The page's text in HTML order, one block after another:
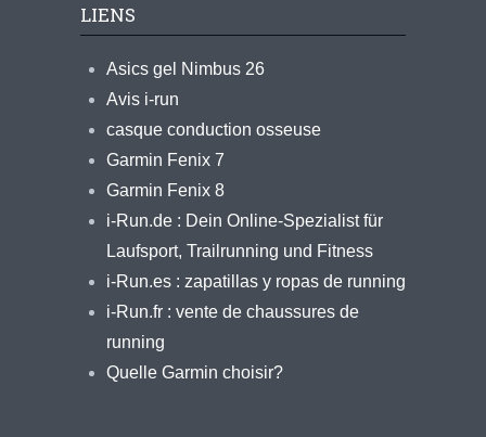
LIENS
Asics gel Nimbus 26
Avis i-run
casque conduction osseuse
Garmin Fenix 7
Garmin Fenix 8
i-Run.de : Dein Online-Spezialist für
Laufsport, Trailrunning und Fitness
i-Run.es : zapatillas y ropas de running
i-Run.fr : vente de chaussures de
running
Quelle Garmin choisir?